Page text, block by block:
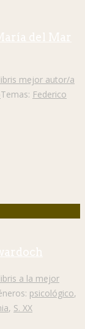
del Mar
mejor autor/a
Temas: Federico
a la mejor
psicológico,
, S. XX